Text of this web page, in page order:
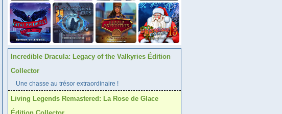
Incredible Dracula: Legacy of the Valkyries Édition
Collector
Une chasse au trésor extraordinaire !
Living Legends Remastered: La Rose de Glace